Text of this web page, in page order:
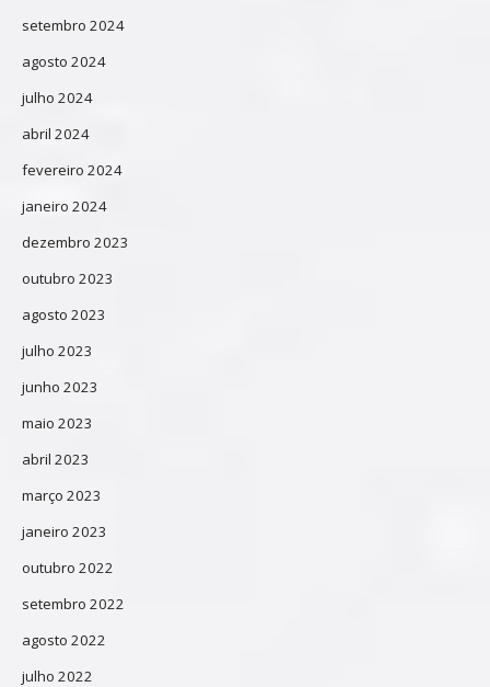
setembro 2024
agosto 2024
julho 2024
abril 2024
fevereiro 2024
janeiro 2024
dezembro 2023
outubro 2023
agosto 2023
julho 2023
junho 2023
maio 2023
abril 2023
março 2023
janeiro 2023
outubro 2022
setembro 2022
agosto 2022
julho 2022